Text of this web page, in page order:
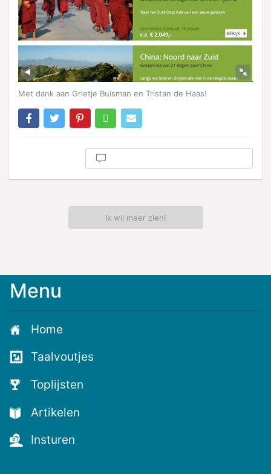
Met dank aan Grietje Buisman en Tristan de Haas!
Ik wil meer zien!
Meld
voor
de
nieuwste
voutjes
en
de
voutste
nieuwtjes!
Menu
Home
Taalvoutjes
Toplijsten
Artikelen
Insturen